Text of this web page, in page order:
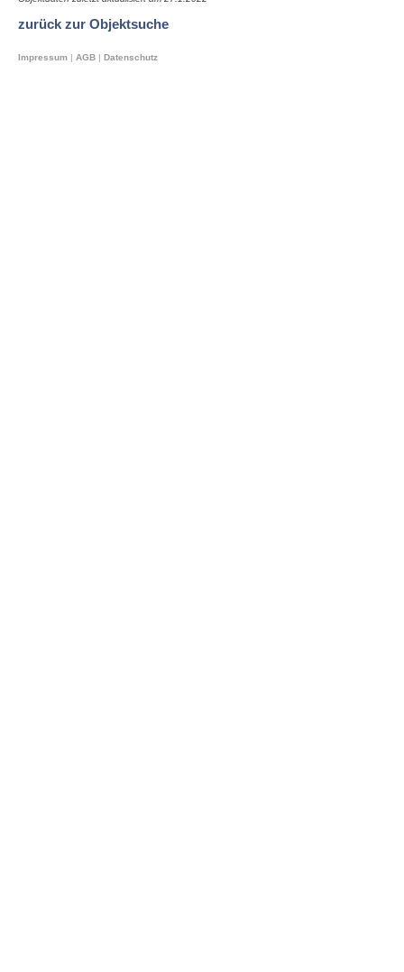
zurück zur Objektsuche
Impressum | AGB | Datenschutz